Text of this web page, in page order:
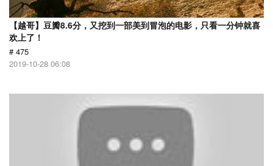
【越哥】豆瓣8.6分，又挖到一部美到冒泡的电影，只看一分钟就喜
欢上了！
# 475
2019-10-28 06:08